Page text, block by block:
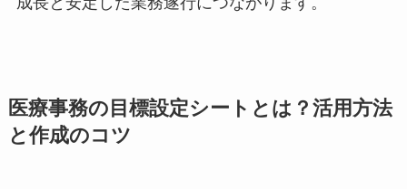
医療事務の目標設定シートとは？活用方法
と作成のコツ